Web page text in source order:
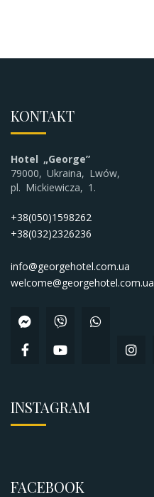
KONTAKT
Hotel „George”
79000, Ukraina, Lwów,
pl. Mickiewicza, 1.
+38(050)1598262
+38(032)2326236
info@georgehotel.com.ua
welcome@georgehotel.com.ua
INSTAGRAM
FACEBOOK